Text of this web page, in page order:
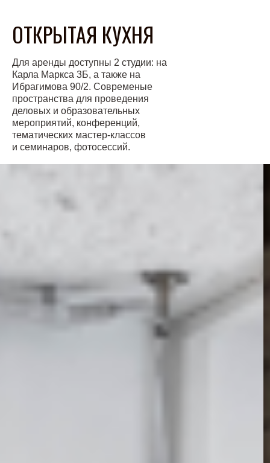
ОТКРЫТАЯ КУХНЯ
Для аренды доступны 2 студии: на
Карла Маркса 3Б, а также на
Ибрагимова 90/2. Cовременые
пространства для проведения
деловых и образовательных
мероприятий, конференций,
тематических мастер-классов
и семинаров, фотосессий.